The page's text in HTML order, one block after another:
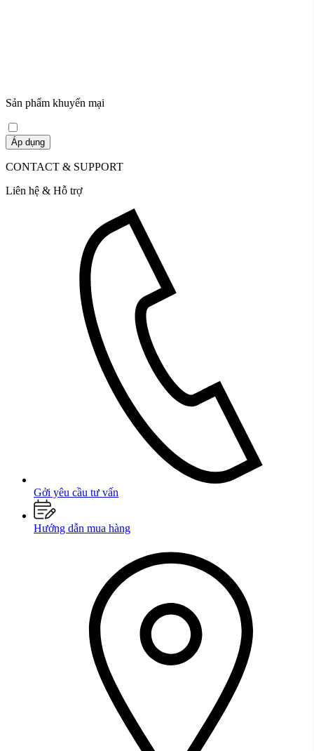
Sản phẩm khuyến mại
Áp dụng
CONTACT & SUPPORT
Liên hệ & Hỗ trợ
Gởi yêu cầu tư vấn
Hướng dẫn mua hàng